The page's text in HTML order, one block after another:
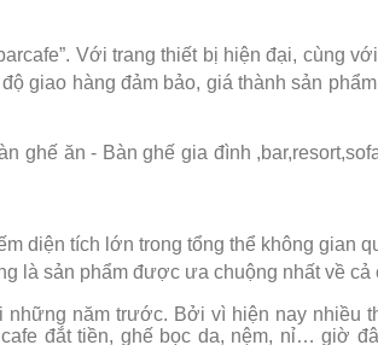
Với trang thiết bị hiện đại, cùng
giao hàng đảm bảo, giá thành sản
ghế ăn - Bàn ghế gia đình
diện tích lớn trong tổng thể không gian
là sản phẩm được ưa chuộng nhất về
năm trước. Bởi vì hiện nay nhiều
đắt tiền, ghế bọc da, nệm, nỉ… giờ